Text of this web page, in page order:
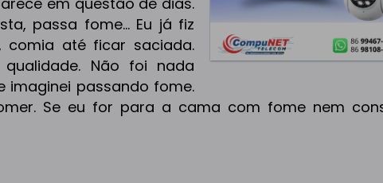
passa fome... Eu já fiz
comia até ficar saciada.
Não foi nada
imaginei passando fome.
Se eu for para a cama com fome nem